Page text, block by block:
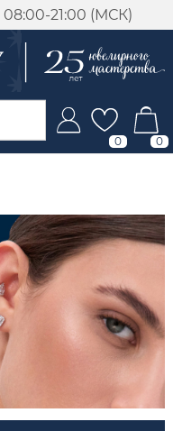
08:00-21:00 (МСК)
0 0